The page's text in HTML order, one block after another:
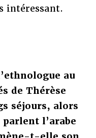
intéressant.
au
de Thérèse
séjours, alors
l’arabe